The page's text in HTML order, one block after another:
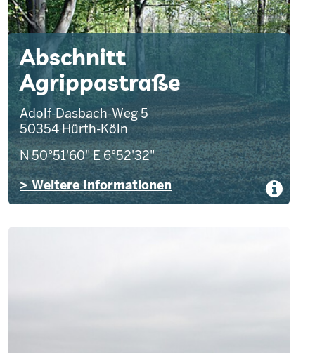
Abschnitt
Agrippastraße
Adolf-Dasbach-Weg 5
50354 Hürth-Köln
N 50°51'60"E 6°52'32"
> Weitere Informationen